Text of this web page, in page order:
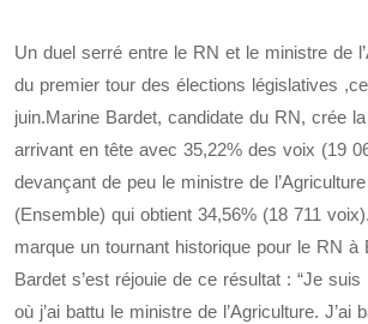
Un duel serré entre le RN et le ministre de
du premier tour des élections législatives
juin.Marine Bardet, candidate du RN, crée
arrivant en tête avec 35,22% des voix (19
devançant de peu le ministre de
(Ensemble) qui obtient 34,56% (18 711
marque un tournant historique pour le RN à
Bardet s’est réjouie de ce résultat : “Je
où j’ai battu le ministre de l’Agriculture. J’ai